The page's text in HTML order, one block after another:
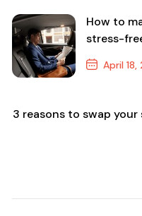
How to
stress-
April
3 reasons to swap